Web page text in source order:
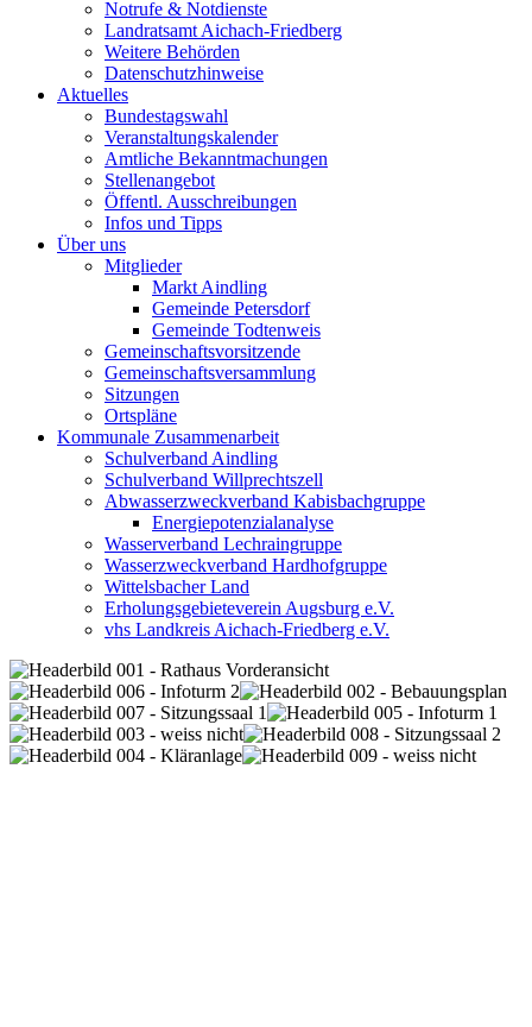
Notrufe & Notdienste
Landratsamt Aichach-Friedberg
Weitere Behörden
Datenschutzhinweise
Aktuelles
Bundestagswahl
Veranstaltungskalender
Amtliche Bekanntmachungen
Stellenangebot
Öffentl. Ausschreibungen
Infos und Tipps
Über uns
Mitglieder
Markt Aindling
Gemeinde Petersdorf
Gemeinde Todtenweis
Gemeinschaftsvorsitzende
Gemeinschaftsversammlung
Sitzungen
Ortspläne
Kommunale Zusammenarbeit
Schulverband Aindling
Schulverband Willprechtszell
Abwasserzweckverband Kabisbachgruppe
Energiepotenzialanalyse
Wasserverband Lechraingruppe
Wasserzweckverband Hardhofgruppe
Wittelsbacher Land
Erholungsgebieteverein Augsburg e.V.
vhs Landkreis Aichach-Friedberg e.V.